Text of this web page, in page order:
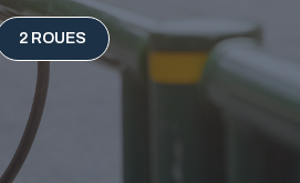
2 ROUES